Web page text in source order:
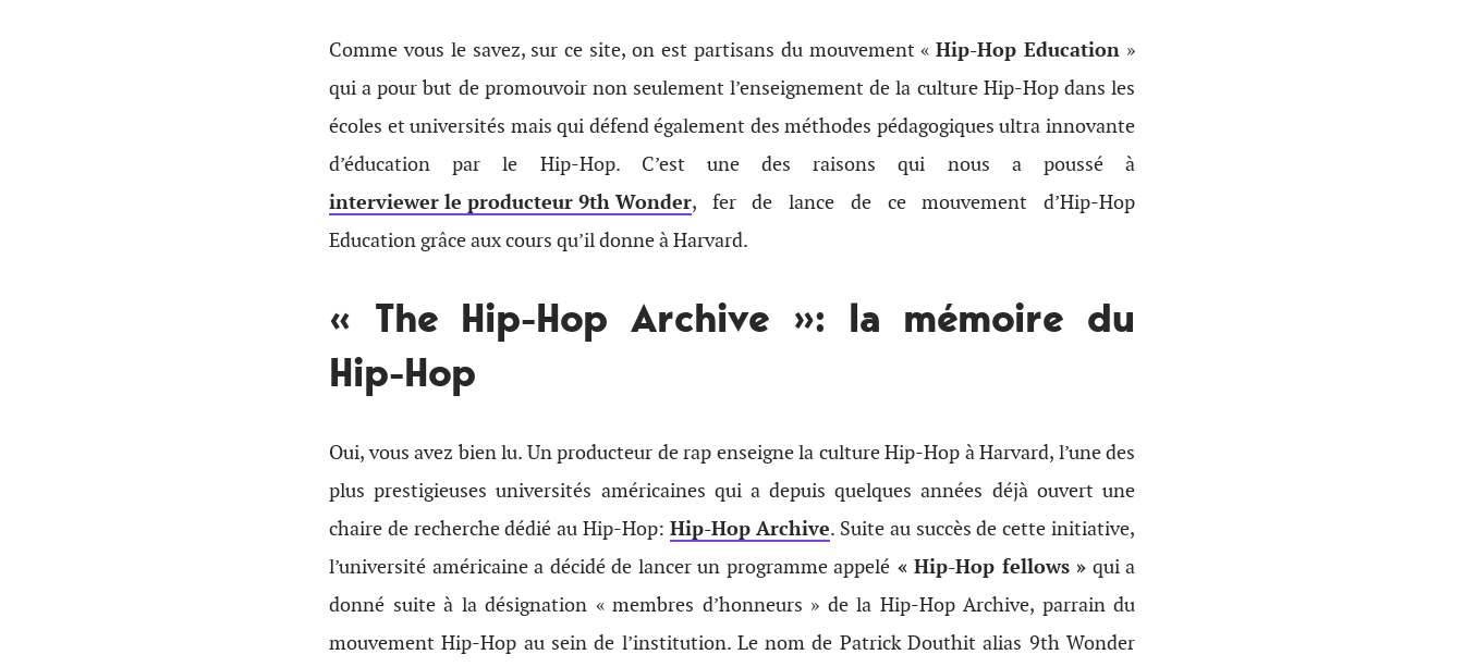
Comme vous le savez, sur ce site, on est partisans du mouvement «Hip-Hop Education »
qui a pour but de promouvoir non seulement l’enseignement de la culture Hip-Hop dans les
écoles et universités mais qui défend également des méthodes pédagogiques ultra innovante
d’éducation par le Hip-Hop. C’est une des raisons qui nous a poussé à
interviewer le producteur 9th Wonder, fer de lance de ce mouvement d’Hip-Hop
Education grâce aux cours qu’il donne à Harvard.
« The Hip-Hop Archive »: la mémoire du
Hip-Hop
Oui, vous avez bien lu. Un producteur de rap enseigne la culture Hip-Hop à Harvard, l’une des
plus prestigieuses universités américaines qui a depuis quelques années déjà ouvert une
chaire de recherche dédié au Hip-Hop: Hip-Hop Archive. Suite au succès de cette initiative,
l’université américaine a décidé de lancer un programme appelé « Hip-Hop fellows » qui a
donné suite à la désignation « membres d’honneurs » de la Hip-Hop Archive, parrain du
mouvement Hip-Hop au sein de l’institution. Le nom de Patrick Douthit alias 9th Wonder